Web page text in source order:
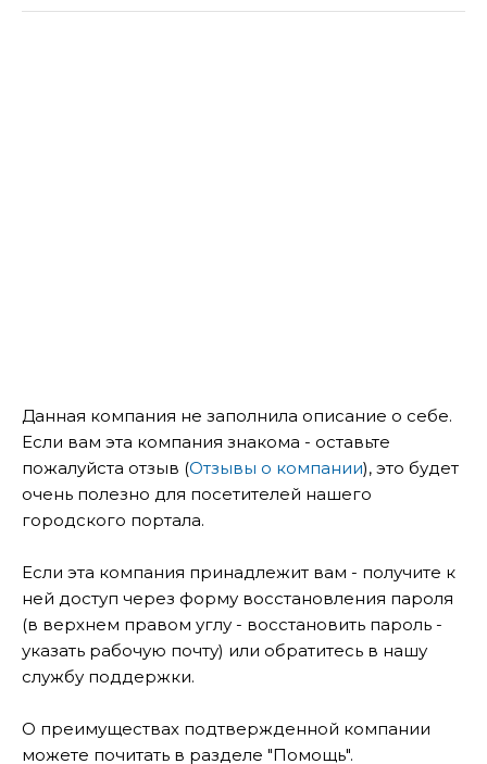
Данная компания не заполнила описание о себе.
Если вам эта компания знакома - оставьте
пожалуйста отзыв (Отзывы о компании), это будет
очень полезно для посетителей нашего
городского портала.
Если эта компания принадлежит вам - получите к
ней доступ через форму восстановления пароля
(в верхнем правом углу - восстановить пароль -
указать рабочую почту) или обратитесь в нашу
службу поддержки.
О преимуществах подтвержденной компании
можете почитать в разделе "Помощь".